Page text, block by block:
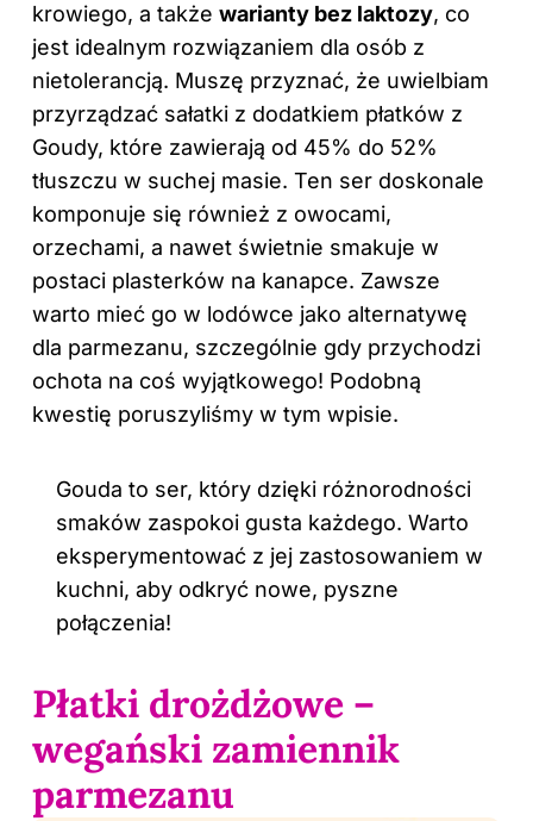
krowiego, a także warianty bez laktozy, co
jest idealnym rozwiązaniem dla osób z
nietolerancją. Muszę przyznać, że uwielbiam
przyrządzać sałatki z dodatkiem płatków z
Goudy, które zawierają od 45% do 52%
tłuszczu w suchej masie. Ten ser doskonale
komponuje się również z owocami,
orzechami, a nawet świetnie smakuje w
postaci plasterków na kanapce. Zawsze
warto mieć go w lodówce jako alternatywę
dla parmezanu, szczególnie gdy przychodzi
ochota na coś wyjątkowego! Podobną
kwestię poruszyliśmy w tym wpisie.
Gouda to ser, który dzięki różnorodności
smaków zaspokoi gusta każdego. Warto
eksperymentować z jej zastosowaniem w
kuchni, aby odkryć nowe, pyszne
połączenia!
Płatki drożdżowe –
wegański zamiennik
parmezanu